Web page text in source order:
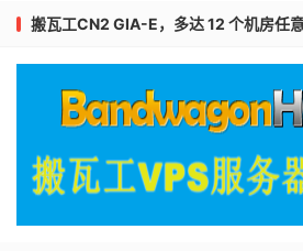
搬瓦工CN2 GIA-E，多达 12 个机房任